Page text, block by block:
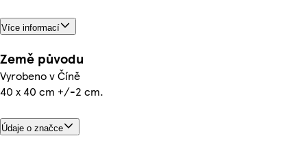
Více informací
Země původu
Vyrobeno v Číně
40 x 40 cm +/-2 cm.
Údaje o značce